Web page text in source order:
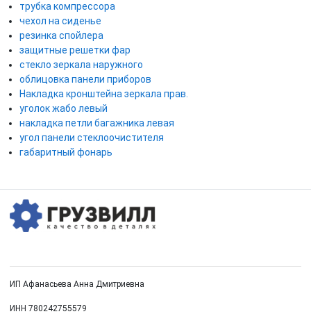
трубка компрессора
чехол на сиденье
резинка спойлера
защитные решетки фар
стекло зеркала наружного
облицовка панели приборов
Накладка кронштейна зеркала прав.
уголок жабо левый
накладка петли багажника левая
угол панели стеклоочистителя
габаритный фонарь
ИП Афанасьева Анна Дмитриевна
ИНН 780242755579